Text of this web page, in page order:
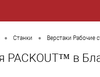
• Станки • Верстаки Рабочие
PACKOUT™ в